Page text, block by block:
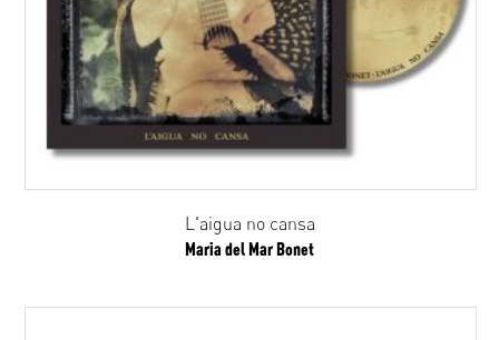
L'aigua no cansa
Maria del Mar Bonet